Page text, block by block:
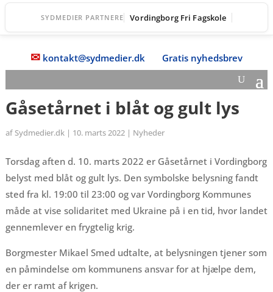
SYDMEDIER PARTNERE Vordingborg Fri Fagskole
✉ kontakt@sydmedier.dk Gratis nyhedsbrev
Gåsetårnet i blåt og gult lys
af Sydmedier.dk| 10. marts 2022| Nyheder
Torsdag aften d. 10. marts 2022 er Gåsetårnet i Vordingborg
belyst med blåt og gult lys. Den symbolske belysning fandt
sted fra kl. 19:00 til 23:00 og var Vordingborg Kommunes
måde at vise solidaritet med Ukraine på i en tid, hvor landet
gennemlever en frygtelig krig.
Borgmester Mikael Smed udtalte, at belysningen tjener som
en påmindelse om kommunens ansvar for at hjælpe dem,
der er ramt af krigen.